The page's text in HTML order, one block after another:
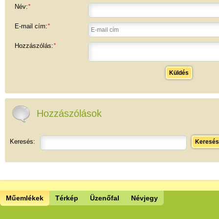
Név:*
E-mail cím:*
Hozzászólás:*
Küldés
Hozzászólások
Keresés: Keresés
Műemlékek Térkép Üzenőfal Névjegy